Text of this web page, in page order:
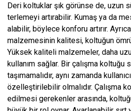
Deri koltuklar şık görünse de, uzun
terlemeyi artırabilir. Kumaş ya da
alabilir, böylece konforu artırır.
malzemesinin kalitesi, koltuğun
Yüksek kaliteli malzemeler, daha
kullanım sağlar. Bir çalışma koltuğu
taşımamalıdır, aynı zamanda
özelleştirilebilir olmalıdır. Çalışma
edilmesi gerekenler arasında,